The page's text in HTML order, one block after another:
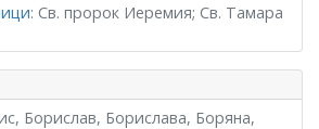
: Св. пророк Иеремия; Св. Тамара
Борислав, Борислава, Боряна,